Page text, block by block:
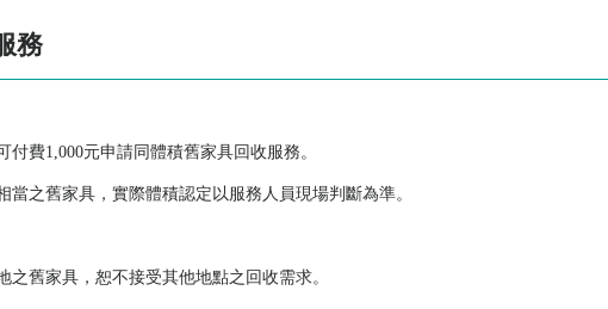
務
付費1,000元申請同體積舊家具回收服務。
當之舊家具，實際體積認定以服務人員現場判斷為準。
之舊家具，恕不接受其他地點之回收需求。